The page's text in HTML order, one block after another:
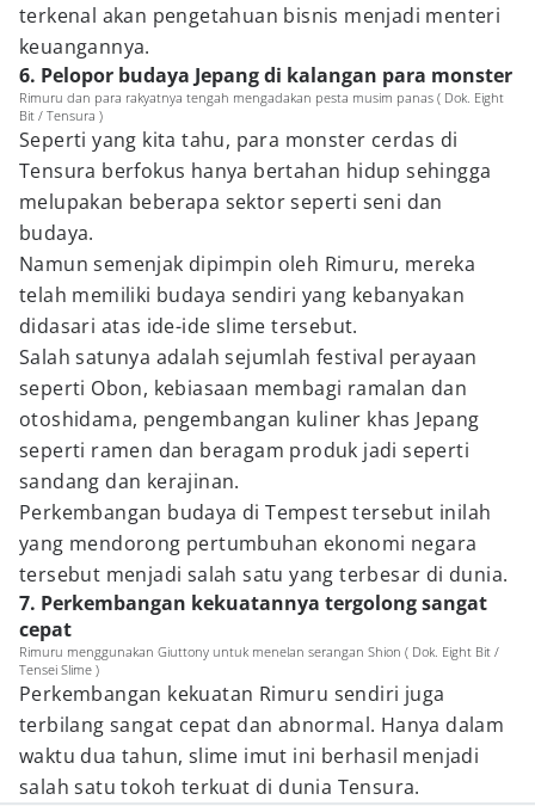
terkenal akan pengetahuan bisnis menjadi menteri
keuangannya.
6. Pelopor budaya Jepang di kalangan para monster
Rimuru dan para rakyatnya tengah mengadakan pesta musim panas ( Dok. Eight
Bit / Tensura )
Seperti yang kita tahu, para monster cerdas di
Tensura berfokus hanya bertahan hidup sehingga
melupakan beberapa sektor seperti seni dan
budaya.
Namun semenjak dipimpin oleh Rimuru, mereka
telah memiliki budaya sendiri yang kebanyakan
didasari atas ide-ide slime tersebut.
Salah satunya adalah sejumlah festival perayaan
seperti Obon, kebiasaan membagi ramalan dan
otoshidama, pengembangan kuliner khas Jepang
seperti ramen dan beragam produk jadi seperti
sandang dan kerajinan.
Perkembangan budaya di Tempest tersebut inilah
yang mendorong pertumbuhan ekonomi negara
tersebut menjadi salah satu yang terbesar di dunia.
7. Perkembangan kekuatannya tergolong sangat
cepat
Rimuru menggunakan Giuttony untuk menelan serangan Shion ( Dok. Eight Bit /
Tensei Slime )
Perkembangan kekuatan Rimuru sendiri juga
terbilang sangat cepat dan abnormal. Hanya dalam
waktu dua tahun, slime imut ini berhasil menjadi
salah satu tokoh terkuat di dunia Tensura.